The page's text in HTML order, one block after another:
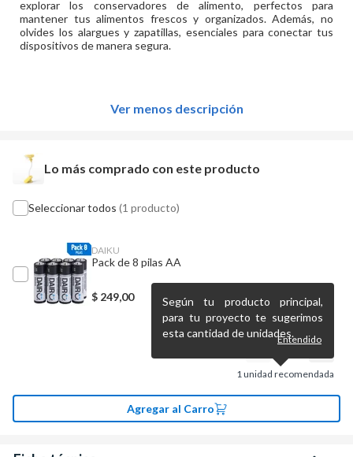
explorar los conservadores de alimento, perfectos para
mantener tus alimentos frescos y organizados. Además, no
olvides los alargues y zapatillas, esenciales para conectar tus
dispositivos de manera segura.
Ver menos descripción
Lo más comprado con este producto
Seleccionar todos (1 producto)
DAIKU
Pack de 8 pilas AA
$ 249,00
1unidad recomendada
Según tu producto principal,
para tu proyecto te sugerimos
esta cantidad de unidades.Entendido
Agregar al Carro